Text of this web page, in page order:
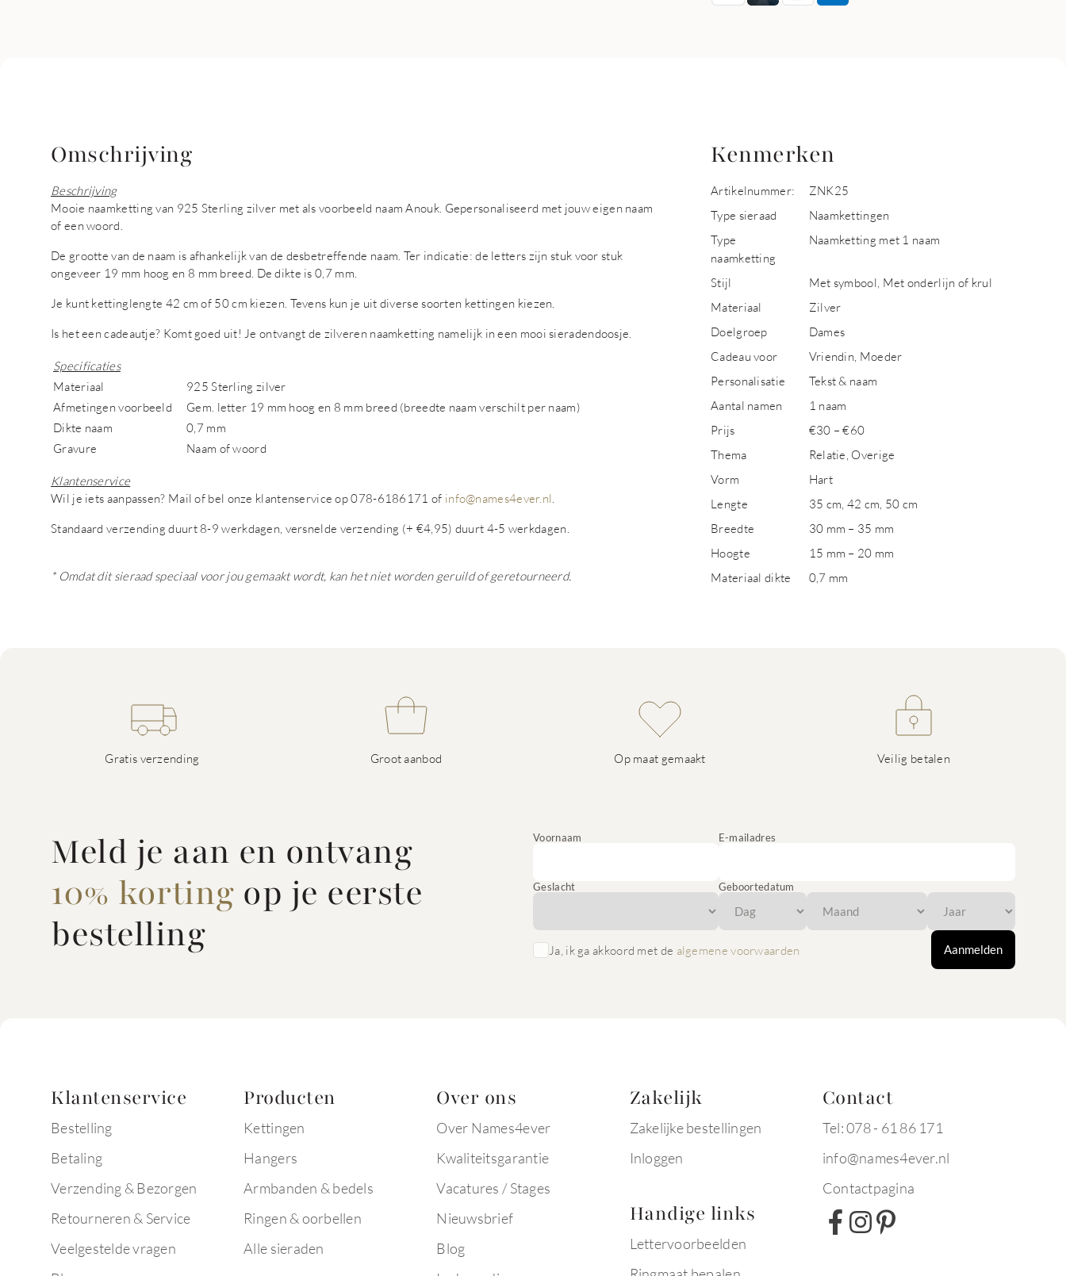
Omschrijving
Beschrijving
Mooie naamketting van 925 Sterling zilver met als voorbeeld naam Anouk. Gepersonaliseerd met jouw eigen naam
of een woord.
De grootte van de naam is afhankelijk van de desbetreffende naam. Ter indicatie: de letters zijn stuk voor stuk
ongeveer 19 mm hoog en 8 mm breed. De dikte is 0,7 mm.
Je kunt kettinglengte 42 cm of 50 cm kiezen. Tevens kun je uit diverse soorten kettingen kiezen.
Is het een cadeautje? Komt goed uit! Je ontvangt de zilveren naamketting namelijk in een mooi sieradendoosje.
Specificaties
Materiaal
925 Sterling zilver
Afmetingen voorbeeld
Gem. letter 19 mm hoog en 8 mm breed (breedte naam verschilt per naam)
Dikte naam
0,7 mm
Gravure
Naam of woord
Klantenservice
Wil je iets aanpassen? Mail of bel onze klantenservice op 078-6186171 of info@names4ever.nl
Standaard verzending duurt 8-9 werkdagen, versnelde verzending (+ €4,95) duurt 4-5 werkdagen.
* Omdat dit sieraad speciaal voor jou gemaakt wordt, kan het niet worden geruild of geretourneerd.
Kenmerken
Artikelnummer:
ZNK25
Type sieraad
Naamkettingen
Type
naamketting
Naamketting met 1 naam
Stijl
Met symbool, Met onderlijn of krul
Materiaal
Zilver
Doelgroep
Dames
Cadeau voor
Vriendin, Moeder
Personalisatie
Tekst & naam
Aantal namen
1 naam
Prijs
€30 – €60
Thema
Relatie, Overige
Vorm
Hart
Lengte
35 cm, 42 cm, 50 cm
Breedte
30 mm – 35 mm
Hoogte
15 mm – 20 mm
Materiaal dikte
0,7 mm
Gratis verzending Groot aanbod Op maat gemaakt Veilig betalen
Meld je aan en ontvang
10% korting op je eerste
bestelling
Voornaam E-mailadres
Geslacht Geboortedatum
Ja, ik ga akkoord met de algemene voorwaarden Aanmelden
Klantenservice
Bestelling
Betaling
Verzending & Bezorgen
Retourneren & Service
Veelgestelde vragen
Producten
Kettingen
Hangers
Armbanden & bedels
Ringen & oorbellen
Alle sieraden
Over ons
Over Names4ever
Kwaliteitsgarantie
Vacatures / Stages
Nieuwsbrief
Blog
Zakelijk
Zakelijke bestellingen
Inloggen
Handige links
Lettervoorbeelden
Contact
Tel: 078 - 61 86 171
info@names4ever.nl
Contactpagina